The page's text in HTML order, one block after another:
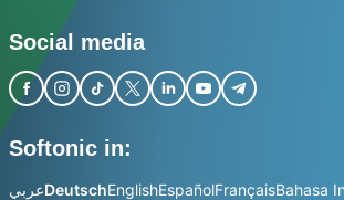
Social media
Softonic in:
عربيDeutschEnglishEspañolFrançaisBahasa